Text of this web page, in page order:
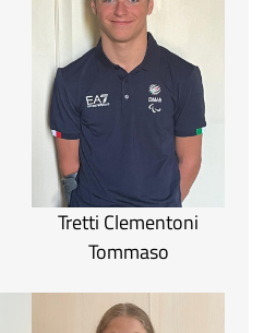
Tretti Clementoni
Tommaso